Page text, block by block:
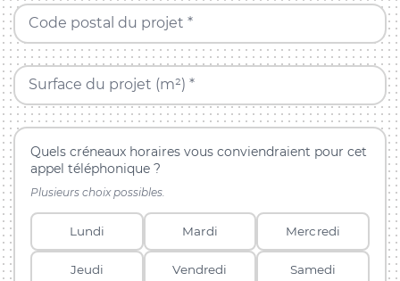
Code postal du projet *
Surface du projet (m²) *
Quels créneaux horaires vous conviendraient pour cet
appel téléphonique ?
Plusieurs choix possibles.
Lundi Mardi Mercredi
Jeudi Vendredi Samedi